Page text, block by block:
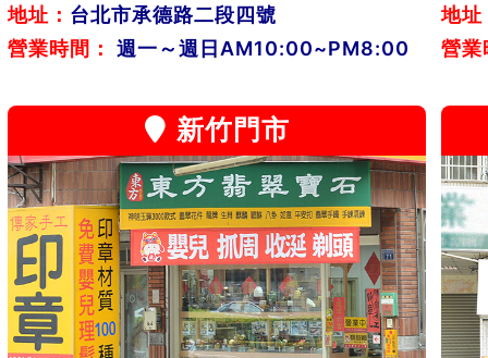
地址： 台北市承德路二段四號
營業時間：
週一～週日AM10:00~PM8:00
地址
營業
新竹門市